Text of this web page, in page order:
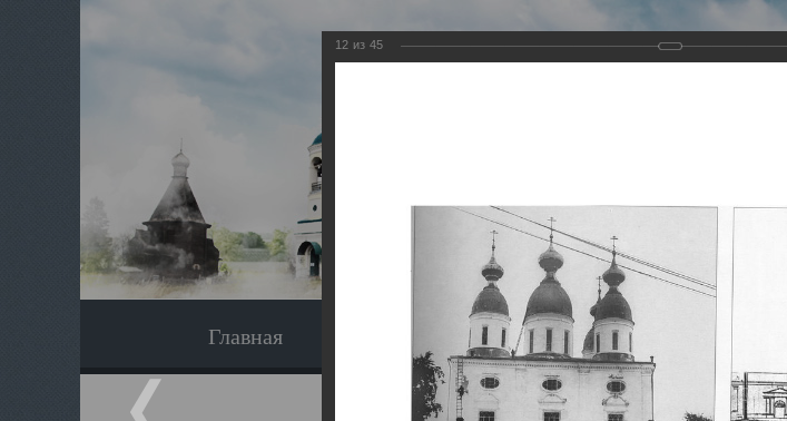
Главная Экскурсия Наследники
12 из 45